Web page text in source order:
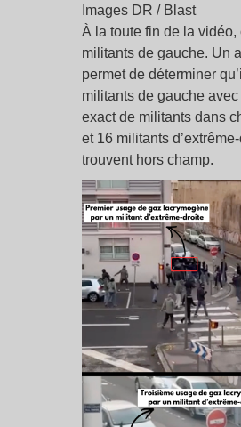
Images DR / Blast
À la toute fin de la
militants de gauche. Un
permet de déterminer
militants de gauche
exact de militants dans
et 16 militants
trouvent hors champ.